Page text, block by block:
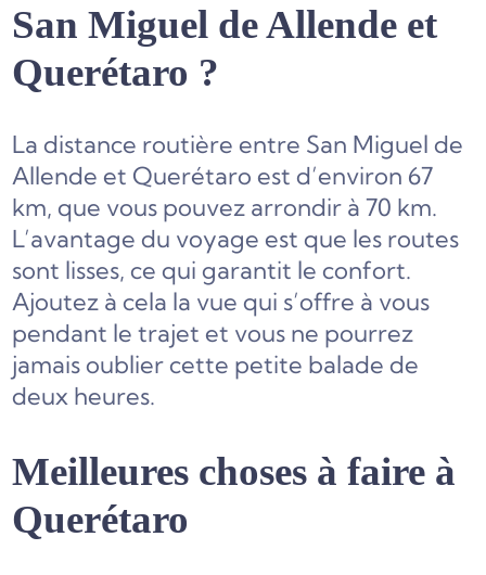
San Miguel de Allende et
Querétaro ?
La distance routière entre San Miguel de
Allende et Querétaro est d’environ 67
km, que vous pouvez arrondir à 70 km.
L’avantage du voyage est que les routes
sont lisses, ce qui garantit le confort.
Ajoutez à cela la vue qui s’offre à vous
pendant le trajet et vous ne pourrez
jamais oublier cette petite balade de
deux heures.
Meilleures choses à faire à
Querétaro